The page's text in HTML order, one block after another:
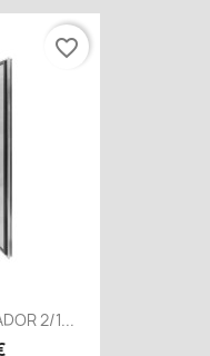
2/1...
favorite_border